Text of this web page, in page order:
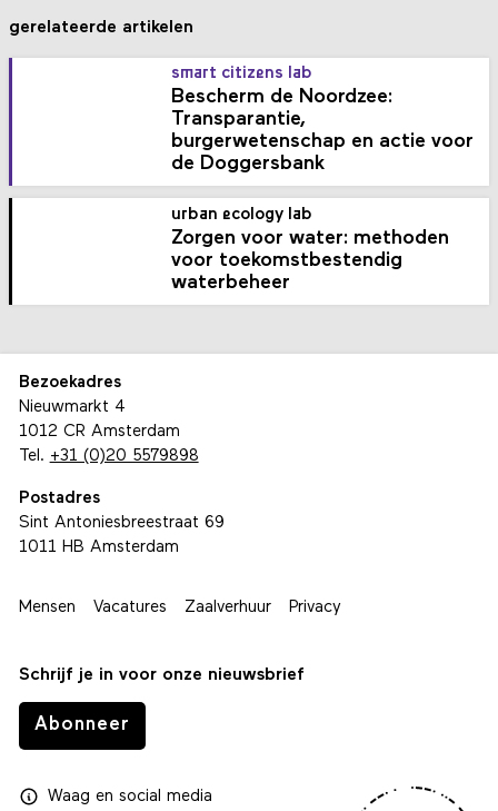
gerelateerde artikelen
smart citizens lab
Bescherm de Noordzee:
Transparantie,
burgerwetenschap en actie voor
de Doggersbank
urban ecology lab
Zorgen voor water: methoden
voor toekomstbestendig
waterbeheer
Bezoekadres
Nieuwmarkt 4
1012 CR Amsterdam
Tel. +31 (0)20 5579898
Postadres
Sint Antoniesbreestraat 69
1011 HB Amsterdam
Mensen Vacatures Zaalverhuur Privacy
Schrijf je in voor onze nieuwsbrief
Abonneer
Waagen social media